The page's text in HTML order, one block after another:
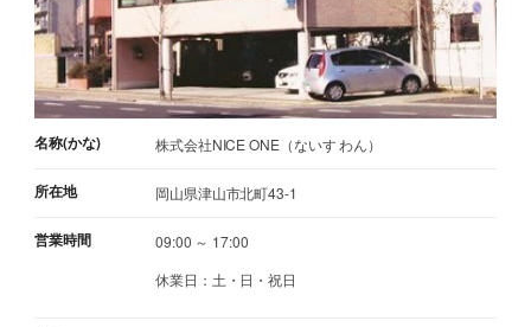
名称(かな) 株式会社NICE ONE（ないす わん）
所在地 岡山県津山市北町43-1
営業時間
09:00 ～ 17:00
休業日：土・日・祝日